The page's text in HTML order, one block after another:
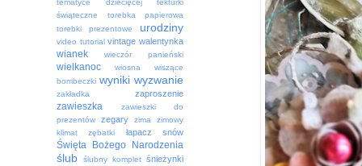
tematyce dziecięcej
tekturki
świąteczne
torebka papierowa
torebki prezentowe
urodziny
video tutorial vintage walentynka
wianek wieczór panieński
wielkanoc wiosna
wiszące
bombeczki wyniki wyzwanie
zakładka zaproszenie
zawieszka
zawieszki do
prezentów
zegary zima
zimowy
klimat
zębatki łapacz snów
Święta Bożego Narodzenia
ślub ślubny komplet śnieżynki